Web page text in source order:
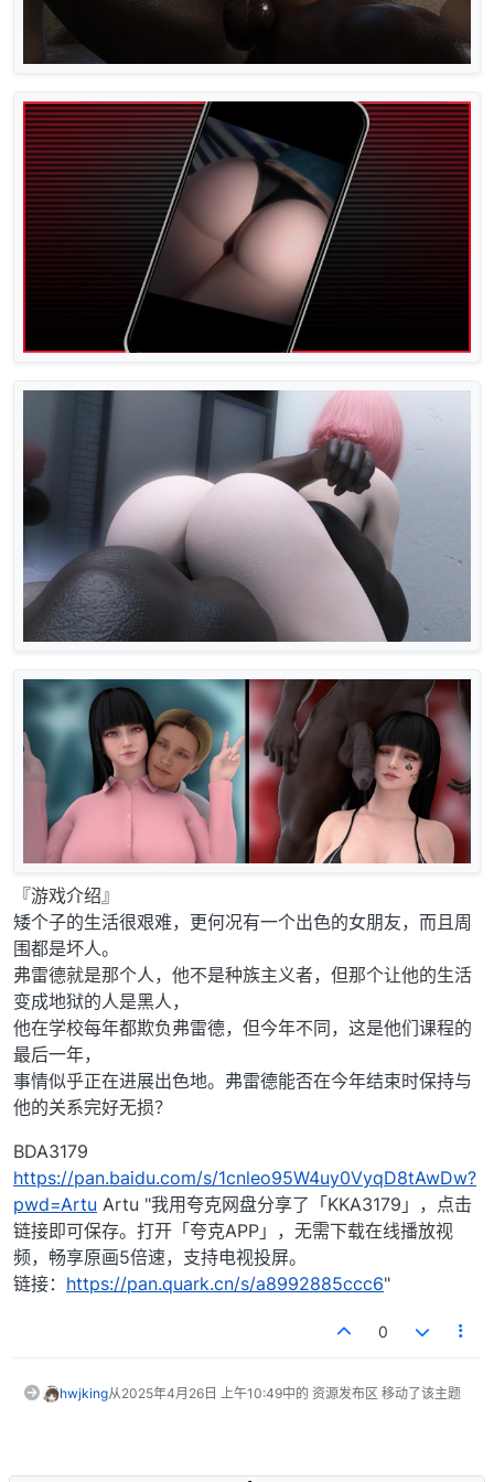
『游戏介绍』
矮个子的生活很艰难，更何况有一个出色的女朋友，而且周
围都是坏人。
弗雷德就是那个人，他不是种族主义者，但那个让他的生活
变成地狱的人是黑人，
他在学校每年都欺负弗雷德，但今年不同，这是他们课程的
最后一年，
事情似乎正在进展出色地。弗雷德能否在今年结束时保持与
他的关系完好无损？
BDA3179
https://pan.baidu.com/s/1cnleo95W4uy0VyqD8tAwDw?
pwd=Artu Artu "我用夸克网盘分享了「KKA3179」，点击
链接即可保存。打开「夸克APP」，无需下载在线播放视
频，畅享原画5倍速，支持电视投屏。
链接： https://pan.quark.cn/s/a8992885ccc6"
0
hwjking从2025年4月26日 上午10:49中的 资源发布区 移动了该主题